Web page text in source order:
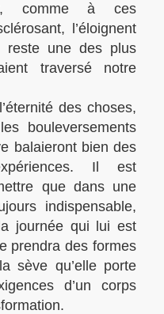
comme à ces
l’éloignent
reste une des plus
traversé notre
des choses,
bouleversements
balaieront bien des
Il est
que dans une
indispensable,
journée qui lui est
prendra des formes
sève qu’elle porte
d’un corps